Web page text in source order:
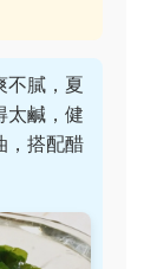
不膩，夏
太鹹，健
，搭配醋